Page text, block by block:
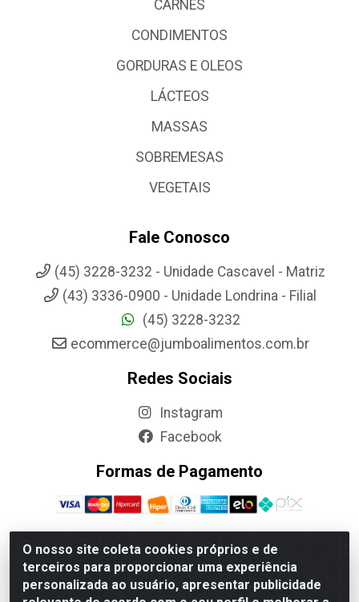
O nosso site coleta cookies próprios e de
terceiros para proporcionar uma experiência
personalizada ao usuário, apresentar publicidade
CARNES
CONDIMENTOS
GORDURAS E OLEOS
LÁCTEOS
MASSAS
SOBREMESAS
VEGETAIS
Fale Conosco
(45) 3228-3232 - Unidade Cascavel - Matriz
(43) 3336-0900 - Unidade Londrina - Filial
(45) 3228-3232
ecommerce@jumboalimentos.com.br
Redes Sociais
Instagram
Facebook
Formas de Pagamento
Jumbo Alimentos Cascavel - Matriz - Rua Itatiba Do Sul, 161 -
Santos Dumont, Cascavel-PR - CEP 85804-700- CNPJ